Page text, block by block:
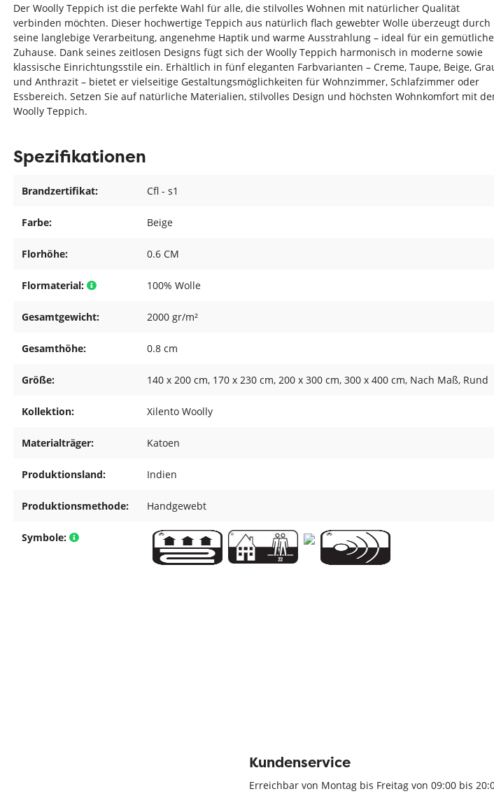
Der Woolly Teppich ist die perfekte Wahl für alle, die stilvolles Wohnen mit natürlicher Qualität
verbinden möchten. Dieser hochwertige Teppich aus natürlich flach gewebter Wolle überzeugt durch
seine langlebige Verarbeitung, angenehme Haptik und warme Ausstrahlung – ideal für ein
Zuhause. Dank seines zeitlosen Designs fügt sich der Woolly Teppich harmonisch in moderne sowie
klassische Einrichtungsstile ein. Erhältlich in fünf eleganten Farbvarianten – Creme, Taupe, Beige,
und Anthrazit – bietet er vielseitige Gestaltungsmöglichkeiten für Wohnzimmer, Schlafzimmer oder
Essbereich. Setzen Sie auf natürliche Materialien, stilvolles Design und höchsten Wohnkomfort mit
Woolly Teppich.
Spezifikationen
Brandzertifikat: Cfl - s1
Farbe: Beige
Florhöhe: 0.6 CM
Flormaterial: 100% Wolle
Gesamtgewicht: 2000 gr/m²
Gesamthöhe: 0.8 cm
Größe: 140 x 200 cm, 170 x 230 cm, 200 x 300 cm, 300 x 400 cm, Nach Maß, Rund
Kollektion: Xilento Woolly
Materialträger: Katoen
Produktionsland: Indien
Produktionsmethode: Handgewebt
Symbole:
Kundenservice
Erreichbar von Montag bis Freitag von 09:00 bis